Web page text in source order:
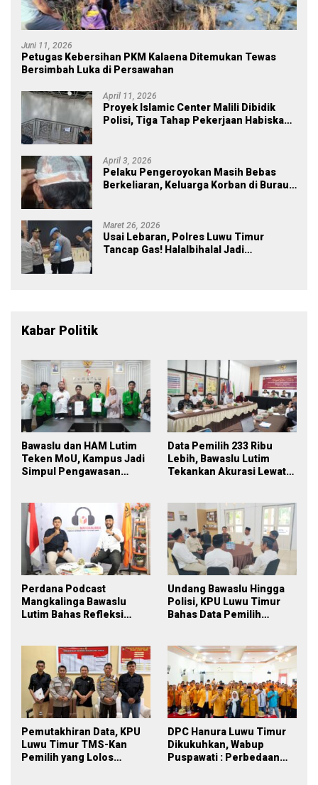
Juni 11, 2026
Petugas Kebersihan PKM Kalaena Ditemukan Tewas
Bersimbah Luka di Persawahan
April 11, 2026
Proyek Islamic Center Malili Dibidik
Polisi, Tiga Tahap Pekerjaan Habiskan
April 3, 2026
Pelaku Pengeroyokan Masih Bebas
Berkeliaran, Keluarga Korban di Burau
Maret 26, 2026
Usai Lebaran, Polres Luwu Timur
Tancap Gas! Halalbihalal Jadi
Kabar Politik
Bawaslu dan HAM Lutim
Teken MoU, Kampus Jadi
Simpul Pengawasan
Data Pemilih 233 Ribu
Lebih, Bawaslu Lutim
Tekankan Akurasi Lewat
Perdana Podcast
Mangkalinga Bawaslu
Lutim Bahas Refleksi
Undang Bawaslu Hingga
Polisi, KPU Luwu Timur
Bahas Data Pemilih
Pemutakhiran Data, KPU
Luwu Timur TMS-Kan
Pemilih yang Lolos
DPC Hanura Luwu Timur
Dikukuhkan, Wabup
Puspawati : Perbedaan